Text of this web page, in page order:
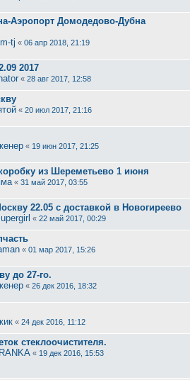
Аэропорт Домодедово-Дубна
tj « 06 апр 2018, 21:19
2017
« 28 авг 2017, 12:58
« 20 июл 2017, 21:16
« 19 июн 2017, 21:25
из Шереметьево 1 июня
« 31 май 2017, 03:55
22.05 с доставкой в Новогиреево
« 22 май 2017, 00:29
« 01 мар 2017, 15:26
до 27-го.
« 26 дек 2016, 18:32
« 24 дек 2016, 11:12
стеклоочистителя.
« 19 дек 2016, 15:53